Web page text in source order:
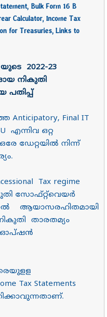
Bulk Form 16 B
Calculator, Income Tax
for Treasuries, Links to
യുടെ 2022-23
നികുതി
പതിപ്പ്
Final IT
എന്നിവ ഒറ്റ
ഡേറ്റയിൽ നിന്ന്
Tax regime
സോഫ്റ്റ്‌വെയർ
ആയാസരഹിതമായി
താരതമ്യം
ഓപ്ഷൻ
Tax Statements